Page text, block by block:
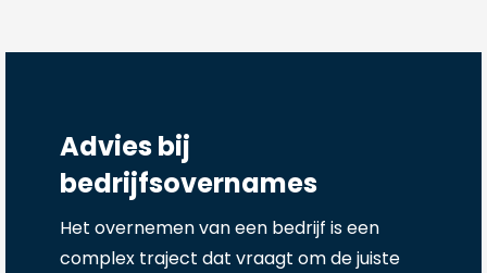
Advies bij
bedrijfsovernames
Het overnemen van een bedrijf is een
complex traject dat vraagt om de juiste